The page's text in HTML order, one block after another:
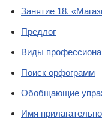
Занятие 18.
Предлог
Виды
Поиск орфограмм
Обобщающие
Имя